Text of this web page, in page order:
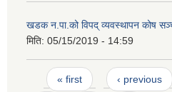
खडक न.पा.को विपद् व्यवस्थापन कोष
मिति: 05/15/2019 - 14:59
Pages
« first ‹ previous